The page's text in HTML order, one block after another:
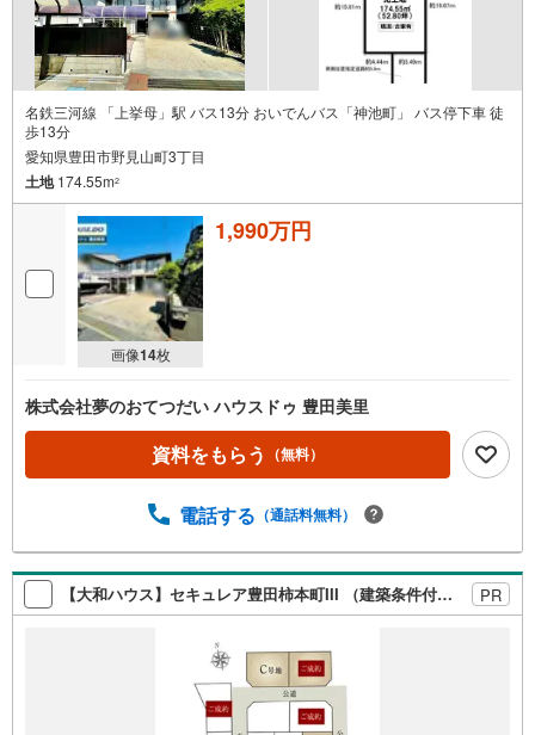
名鉄三河線 「上挙母」駅 バス13分 おいでんバス「神池町」 バス停下車 徒
歩13分
愛知県豊田市野見山町3丁目
土地174.55m2
画像14枚
1,990万円
株式会社夢のおてつだい ハウスドゥ 豊田美里
資料をもらう （無料）
電話する （通話料無料）
【大和ハウス】セキュレア豊田柿本町III （建築条件付宅地分譲） PR